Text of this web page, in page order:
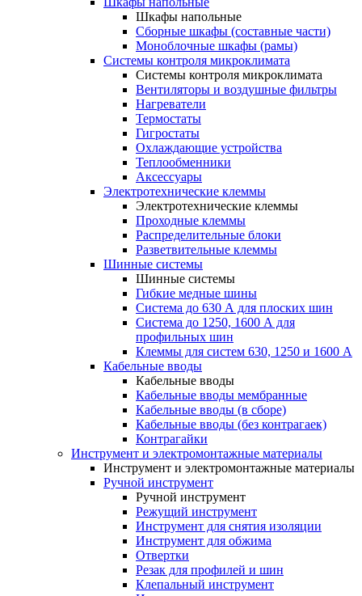
Шкафы напольные
Сборные шкафы (составные части)
Моноблочные шкафы (рамы)
Системы контроля микроклимата
Системы контроля микроклимата
Вентиляторы и воздушные фильтры
Нагреватели
Термостаты
Гигростаты
Охлаждающие устройства
Теплообменники
Аксессуары
Электротехнические клеммы
Электротехнические клеммы
Проходные клеммы
Распределительные блоки
Разветвительные клеммы
Шинные системы
Шинные системы
Гибкие медные шины
Система до 630 А для плоских шин
Система до 1250, 1600 А для
профильных шин
Клеммы для систем 630, 1250 и 1600 А
Кабельные вводы
Кабельные вводы
Кабельные вводы мембранные
Кабельные вводы (в сборе)
Кабельные вводы (без контрагаек)
Контрагайки
Инструмент и электромонтажные материалы
Инструмент и электромонтажные материалы
Ручной инструмент
Ручной инструмент
Режущий инструмент
Инструмент для снятия изоляции
Инструмент для обжима
Отвертки
Резак для профилей и шин
Клепальный инструмент